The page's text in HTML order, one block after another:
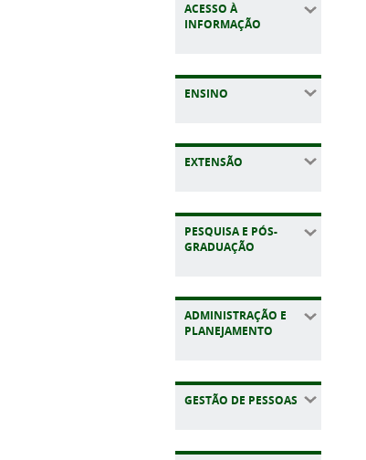
ACESSO À
INFORMAÇÃO
ENSINO
EXTENSÃO
PESQUISA E PÓS-
GRADUAÇÃO
ADMINISTRAÇÃO E
PLANEJAMENTO
GESTÃO DE PESSOAS